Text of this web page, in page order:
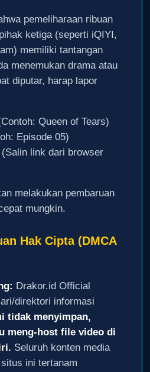
pemeliharaan ribuan
ketiga (seperti iQIYI,
memiliki tantangan
menemukan drama atau
diputar, harap lapor
Queen of Tears)
Episode 05)
(Salin link dari browser
melakukan pembaruan
mungkin.
Hak Cipta (DMCA
Drakor.id Official
direktori informasi
tidak menyimpan,
meng-host file video di
Seluruh konten media
ini tertanam